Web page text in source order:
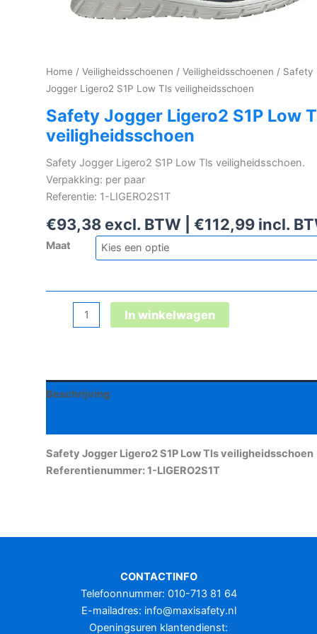
Home / Veiligheidsschoenen / Veiligheidsschoenen / Safety
Jogger Ligero2 S1P Low Tls veiligheidsschoen
Safety Jogger Ligero2 S1P Low
veiligheidsschoen
Safety Jogger Ligero2 S1P Low Tls veiligheidsschoen.
Verpakking: per paar
Referentie: 1-LIGERO2S1T
€93,38 excl. BTW | €112,99 incl.
Maat
Jogger
Low
Tls
In winkelwagen
Beschrijving
Safety Jogger Ligero2 S1P Low Tls veiligheidsschoen
Referentienummer: 1-LIGERO2S1T
CONTACTINFO
Telefoonnummer: 010-713 81 64
E-mailadres: info@maxisafety.nl
Openingsuren klantendienst: